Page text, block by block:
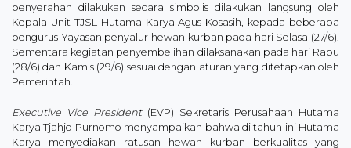
penyerahan dilakukan secara simbolis dilakukan langsung oleh
Kepala Unit TJSL Hutama Karya Agus Kosasih, kepada beberapa
pengurus Yayasan penyalur hewan kurban pada hari Selasa (27/6).
Sementara kegiatan penyembelihan dilaksanakan pada hari Rabu
(28/6) dan Kamis (29/6) sesuai dengan aturan yang ditetapkan oleh
Pemerintah.
Executive Vice President (EVP) Sekretaris Perusahaan Hutama
Karya Tjahjo Purnomo menyampaikan bahwa di tahun ini Hutama
Karya menyediakan ratusan hewan kurban berkualitas yang